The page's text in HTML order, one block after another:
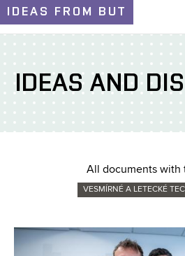
IDEAS FROM BUT
IDEAS AND
All documents with
VESMÍRNÉ A LETECKÉ